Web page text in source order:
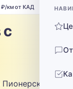
₽/км от КАД
с
на